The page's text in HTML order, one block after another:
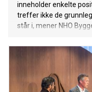
inneholder enkelte
treffer ikke de
står i, mener NHO